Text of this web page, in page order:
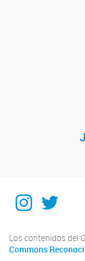
Los contenidos del
Commons